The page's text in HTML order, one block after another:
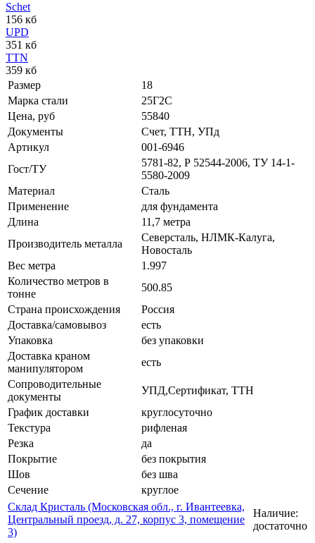
Schet
156 кб
UPD
351 кб
TTN
359 кб
Размер
18
Марка стали
25Г2С
Цена, руб
55840
Документы
Счет, ТТН, УПд
Артикул
001-6946
Гост/ТУ
5781-82, Р 52544-2006, ТУ 14-1-
5580-2009
Материал
Сталь
Применение
для фундамента
Длина
11,7 метра
Производитель металла
Северсталь, НЛМК-Калуга,
Новосталь
Вес метра
1.997
Количество метров в
тонне
500.85
Страна происхождения
Россия
Доставка/самовывоз
есть
Упаковка
без упаковки
Доставка краном
манипулятором
есть
Сопроводительные
документы
УПД,Сертификат, ТТН
График доставки
круглосуточно
Текстура
рифленая
Резка
да
Покрытие
без покрытия
Шов
без шва
Сечение
круглое
Склад Кристаль (Московская обл., г. Ивантеевка,
Центральный проезд, д. 27, корпус 3, помещение
3)
Наличие:
достаточно